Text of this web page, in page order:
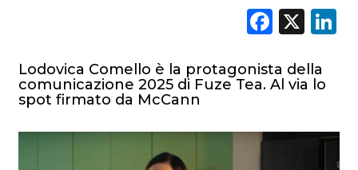
X
Lodovica Comello è la protagonista della
comunicazione 2025 di Fuze Tea. Al via lo
spot firmato da McCann